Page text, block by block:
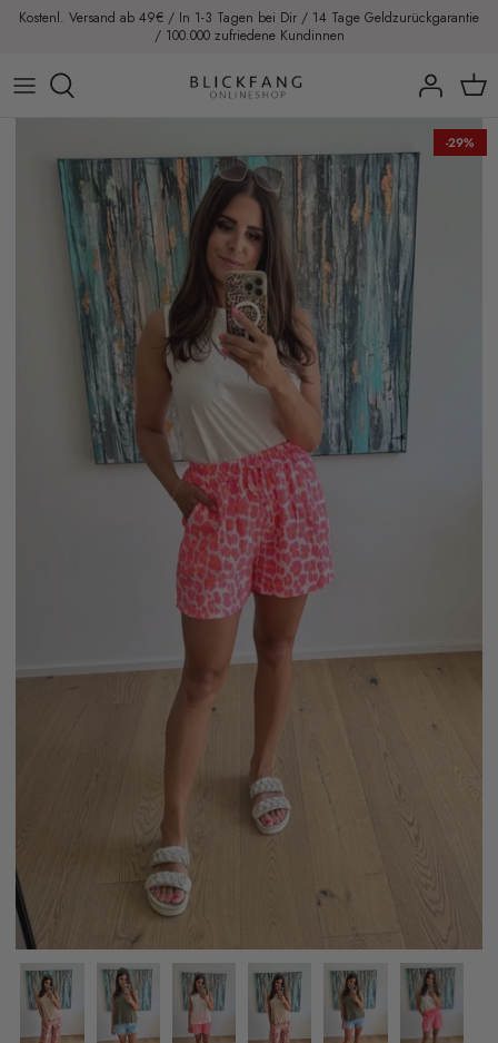
DirektKostenl. Versand ab 49€ / In 1-3 Tagen bei Dir / 14 Tage Geldzurückgarantie
/ 100.000 zufriedene Kundinnen
Blazer
Jacken
Pullover
Hemden
-29%